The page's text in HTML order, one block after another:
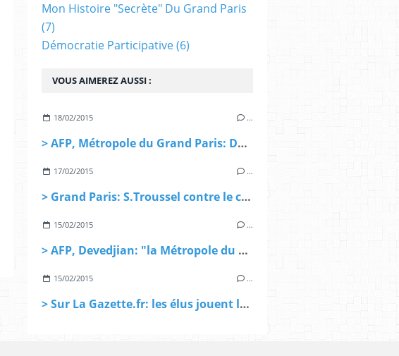
VOUS AIMEREZ AUSSI :
18/02/2015 …
> AFP, Métropole du Grand Paris: Da Silva veut revenir à "l'esprit initial de la loi"
17/02/2015 …
> Grand Paris: S.Troussel contre le compromis Gouvernement/Sénat
15/02/2015 …
> AFP, Devedjian: "la Métropole du Grand Paris est une "machine à impopularité"
15/02/2015 …
> Sur La Gazette.fr: les élus jouent la carte Valls
Mon Histoire "secrète" Du Grand Paris
(7)
Démocratie Participative(6)